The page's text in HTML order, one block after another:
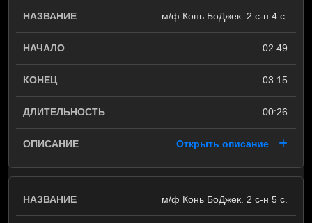
м/ф Конь БоДжек. 2 с-н 4 с.
02:49
03:15
00:26
Открыть описание
м/ф Конь БоДжек. 2 с-н 5 с.